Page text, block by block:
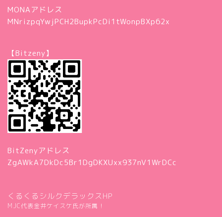
MONAアドレス
MNrizpqYwjPCH2BupkPcDi1tWonpBXp62x
【Bitzeny】
BitZenyアドレス
ZgAWkA7DkDc5Br1DgDKXUxx937nV1WrDCc
くるくるシルクデラックスHP
MJC代表金井ケイスケ氏が所属！